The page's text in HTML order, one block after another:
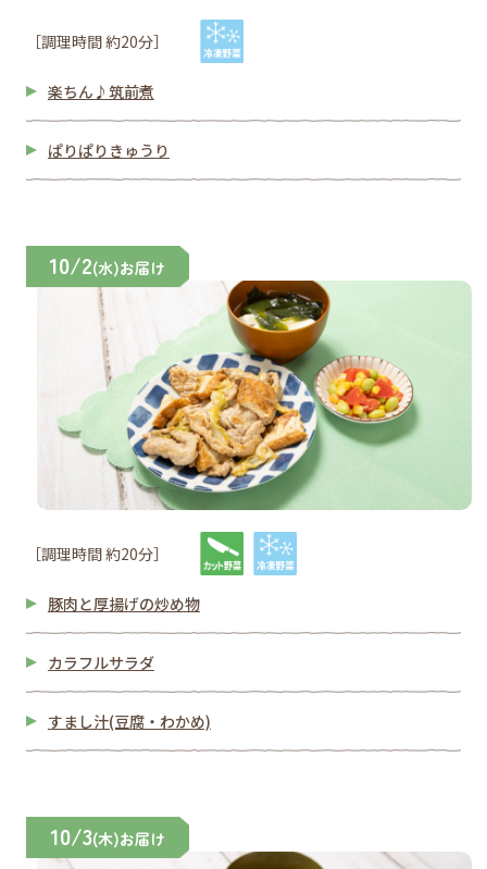
［調理時間 約20分］
楽ちん♪筑前煮
ぱりぱりきゅうり
10/2(水)お届け
［調理時間 約20分］
豚肉と厚揚げの炒め物
カラフルサラダ
すまし汁(豆腐・わかめ)
10/3(木)お届け